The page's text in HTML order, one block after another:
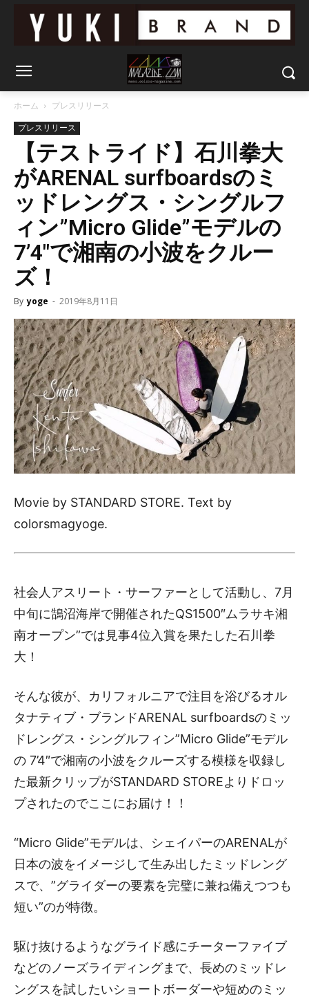
ホーム
プレスリリース
プレスリリース
【テストライド】石川拳大
がARENAL surfboardsのミ
ッドレングス・シングルフ
ィン”Micro Glide”モデルの
7’4″で湘南の小波をクルー
ズ！
By yoge - 2019年8月11日
Movie by STANDARD STORE. Text by
colorsmagyoge.
社会人アスリート・サーファーとして活動し、7月
中旬に鵠沼海岸で開催されたQS1500″ムラサキ湘
南オープン”では見事4位入賞を果たした石川拳
大！
そんな彼が、カリフォルニアで注目を浴びるオル
タナティブ・ブランドARENAL surfboardsのミッ
ドレングス・シングルフィン”Micro Glide”モデル
の 7’4″で湘南の小波をクルーズする模様を収録し
た最新クリップがSTANDARD STOREよりドロッ
プされたのでここにお届け！！
“Micro Glide”モデルは、シェイパーのARENALが
日本の波をイメージして生み出したミッドレング
スで、”グライダーの要素を完璧に兼ね備えつつも
短い”のが特徴。
駆け抜けるようなグライド感にチーターファイブ
などのノーズライディングまで、長めのミッドレ
ングスを試したいショートボーダーや短めのミッ